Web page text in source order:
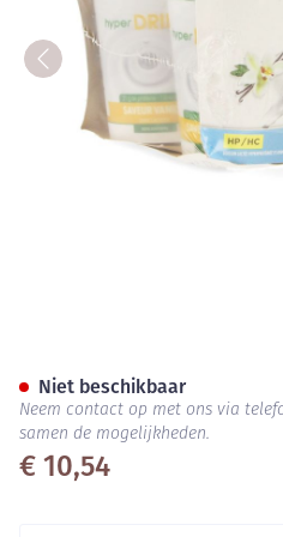
€ 10,54
Niet beschikbaar
Neem contact op met ons via
samen de mogelijkheden.